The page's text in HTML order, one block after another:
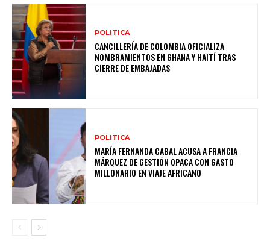
POLITICA
CANCILLERÍA DE COLOMBIA OFICIALIZA
NOMBRAMIENTOS EN GHANA Y HAITÍ TRAS
CIERRE DE EMBAJADAS
POLITICA
MARÍA FERNANDA CABAL ACUSA A FRANCIA
MÁRQUEZ DE GESTIÓN OPACA CON GASTO
MILLONARIO EN VIAJE AFRICANO